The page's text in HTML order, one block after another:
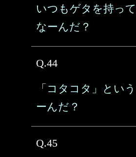
いつもゲタを持って
なーんだ？
Q.44
「コタコタ」とい
ーんだ？
Q.45